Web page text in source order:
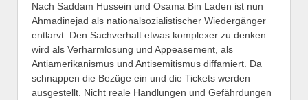
Nach Saddam Hussein und Osama Bin Laden ist nun
Ahmadinejad als nationalsozialistischer Wiedergänger
entlarvt. Den Sachverhalt etwas komplexer zu denken
wird als Verharmlosung und Appeasement, als
Antiamerikanismus und Antisemitismus diffamiert. Da
schnappen die Bezüge ein und die Tickets werden
ausgestellt. Nicht reale Handlungen und Gefährdungen